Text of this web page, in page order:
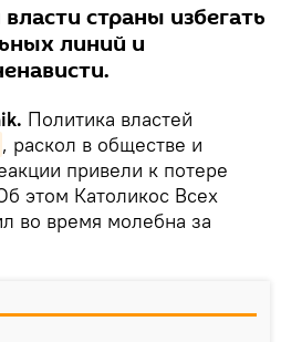
страны избегать
линий и
Политика властей
, раскол в обществе и
привели к потере
этом Католикос Всех
во время молебна за